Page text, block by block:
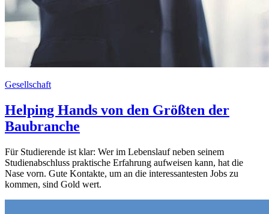
Gesellschaft
Helping Hands von den Größten der
Baubranche
Für Studierende ist klar: Wer im Lebenslauf neben seinem
Studienabschluss praktische Erfahrung aufweisen kann, hat die
Nase vorn. Gute Kontakte, um an die interessantesten Jobs zu
kommen, sind Gold wert.